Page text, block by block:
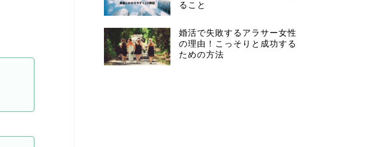
ること
婚活で失敗するアラサー女性
の理由！こっそりと成功する
ための方法